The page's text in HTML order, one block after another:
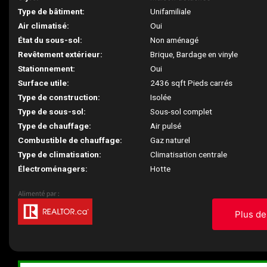
Type de bâtiment:
Unifamiliale
Air climatisé:
Oui
État du sous-sol:
Non aménagé
Revêtement extérieur:
Brique, Bardage en vinyle
Stationnement:
Oui
Surface utile:
2436 sqft Pieds carrés
Type de construction:
Isolée
Type de sous-sol:
Sous-sol complet
Type de chauffage:
Air pulsé
Combustible de chauffage:
Gaz naturel
Type de climatisation:
Climatisation centrale
Électroménagers:
Hotte
Plus